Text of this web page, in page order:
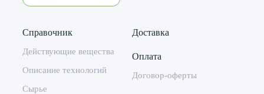
Справочник
Действующие вещества
Описание технологий
Сырье
Доставка
Оплата
Договор-оферты